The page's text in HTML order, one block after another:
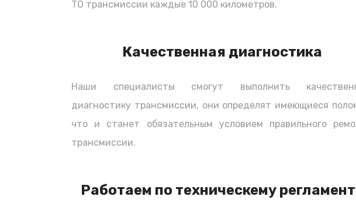
автомобиля, клиентом оплачивается только работа по
всего необходимого.
ТО трансмиссии каждые 10 000 километров.
Качественная диагностика
Наши специалисты смогут выполнить
диагностику трансмиссии, они определят имеющиеся
что и станет обязательным условием правильного
трансмиссии.
Работаем по техническему